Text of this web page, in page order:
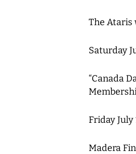
The Ataris
Saturday
“Canada
Friday July
Madera